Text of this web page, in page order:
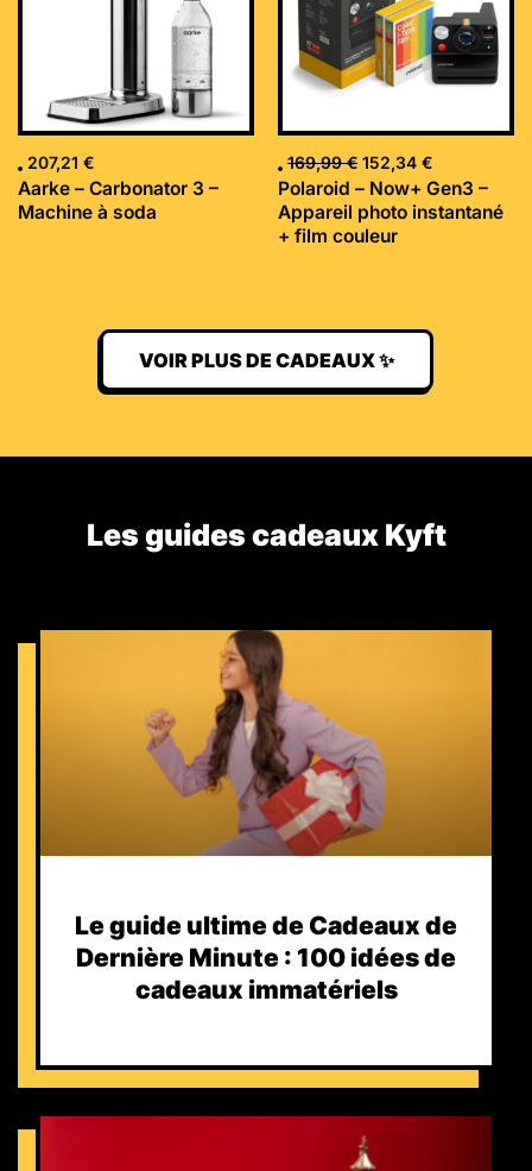
207,21 €
Aarke – Carbonator 3 –
Machine à soda
169,99€ 152,34 €
Polaroid – Now+ Gen3 –
Appareil photo instantané
+ film couleur
VOIR PLUS DE CADEAUX ✨
Les guides cadeaux Kyft​
Le guide ultime de Cadeaux de
Dernière Minute : 100 idées de
cadeaux immatériels